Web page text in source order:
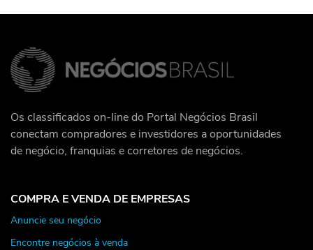
Os classificados on-line do Portal Negócios Brasil
conectam compradores e investidores a oportunidades
de negócio, franquias e corretores de negócios.
COMPRA E VENDA DE EMPRESAS
Anuncie seu negócio
Encontre negócios à venda